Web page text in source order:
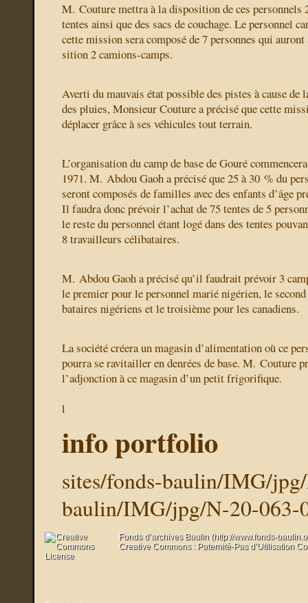
M. Couture mettra à la disposition de ces personnels
tentes ainsi que des sacs de couchage. Le personnel
cette mission sera composé de 7 personnes qui
sition 2 camions-camps.
Averti du mauvais état possible des pistes à cause de
des pluies, Monsieur Couture a précisé que cette
déplacer grâce à ses véhicules tout terrain.
L’organisation du camp de base de Gouré
1971. M. Abdou Gaoh a précisé que 25 à 30 % du
seront composés de familles avec des enfants d’âge
Il faudra donc prévoir l’achat de 75 tentes de 5
le reste du personnel étant logé dans des tentes
8 travailleurs célibataires.
M. Abdou Gaoh a précisé qu’il faudrait prévoir 3
le premier pour le personnel marié nigérien, le
bataires nigériens et le troisième pour les canadiens.
La société créera un magasin d’alimentation où ce
pourra se ravitailler en denrées de base. M. Couture
l’adjonction à ce magasin d’un petit frigorifique.
l
info portfolio
sites/fonds-baulin/IMG/
baulin/IMG/jpg/N-20-063-
Fonds d’archives Baulin (http://www.fonds-
Creative Commons : Paternité-Pas d’Utilisation